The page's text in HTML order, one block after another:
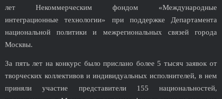
лет Некоммерческим фондом «Международные
интеграционные технологии» при поддержке Департамента
национальной политики и межрегиональных связей города
Москвы.
За пять лет на конкурс было прислано более 5 тысяч заявок от
творческих коллективов и индивидуальных исполнителей, в нем
приняли участие представители 155 национальностей,